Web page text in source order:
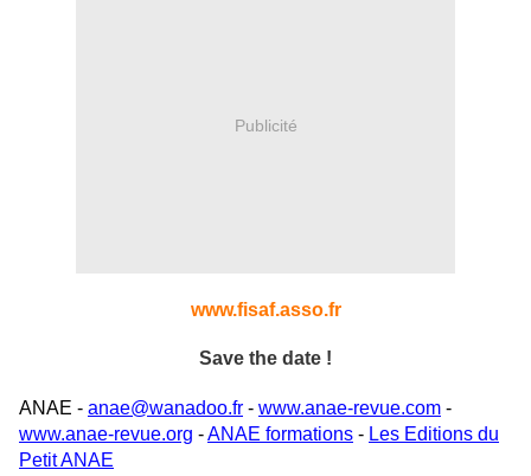
Publicité
www.fisaf.asso.fr
Save the date !
ANAE - anae@wanadoo.fr - www.anae-revue.com -
www.anae-revue.org -ANAE formations - Les Editions du
Petit ANAE